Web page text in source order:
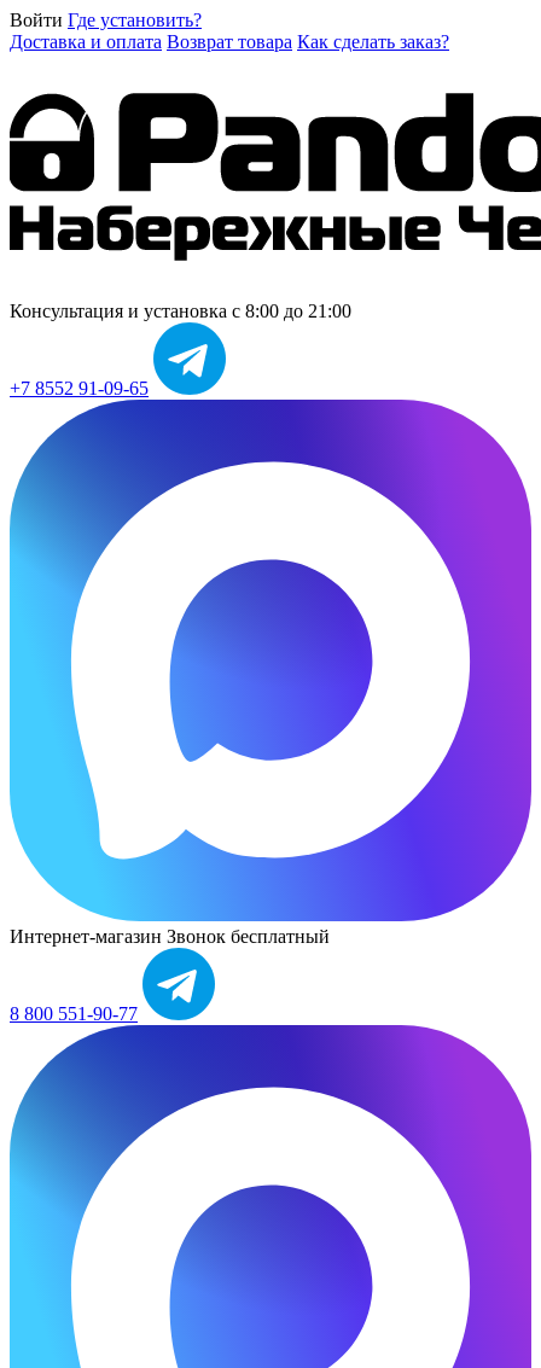
Войти Где установить?
Доставка и оплата Возврат товара Как сделать заказ?
Консультация и установка с 8:00 до 21:00
+7 8552 91-09-65
Интернет-магазин Звонок бесплатный
8 800 551-90-77